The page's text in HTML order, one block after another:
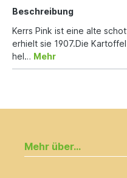
Beschreibung
Kerrs Pink ist eine alte
erhielt sie 1907.Die
hel… Mehr
Mehr über...